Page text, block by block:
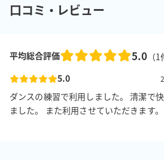
口コミ・レビュー
平均総合評価 5.0（1
5.0
ダンスの練習で利用しました。 清潔で
ました。 また利用させていただきます。